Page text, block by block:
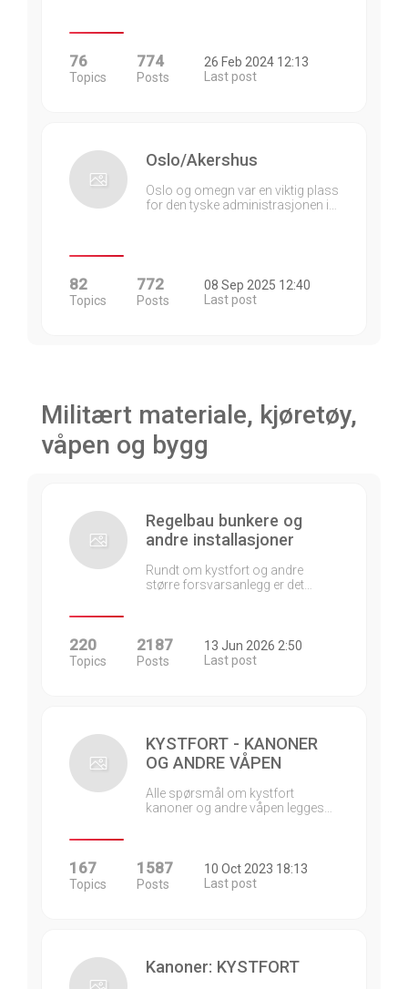
76
Topics
774
Posts
26 Feb 2024 12:13
Last post
Oslo/Akershus
Oslo og omegn var en viktig plass
for den tyske administrasjonen i…
82
Topics
772
Posts
08 Sep 2025 12:40
Last post
Militært materiale, kjøretøy,
våpen og bygg
Regelbau bunkere og
andre installasjoner
Rundt om kystfort og andre
større forsvarsanlegg er det…
220
Topics
2187
Posts
13 Jun 2026 2:50
Last post
KYSTFORT - KANONER
OG ANDRE VÅPEN
Alle spørsmål om kystfort
kanoner og andre våpen legges…
167
Topics
1587
Posts
10 Oct 2023 18:13
Last post
Kanoner: KYSTFORT